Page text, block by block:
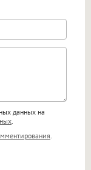
<big>,
<ol>, <li>,
данных на